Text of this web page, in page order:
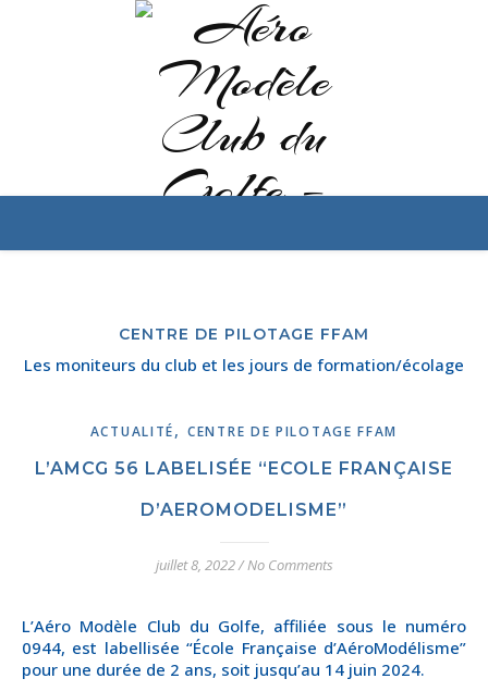
CENTRE DE PILOTAGE FFAM
Les moniteurs du club et les jours de formation/écolage
ACTUALITÉ,CENTRE DE PILOTAGE FFAM
L’AMCG 56 LABELISÉE “ECOLE FRANÇAISE
D’AEROMODELISME”
juillet 8, 2022/No Comments
L’Aéro Modèle Club du Golfe, affiliée sous le numéro
0944, est labellisée “École Française d’AéroModélisme”
pour une durée de 2 ans, soit jusqu’au 14 juin 2024.